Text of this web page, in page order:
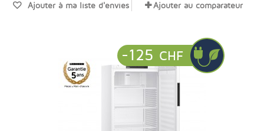
Ajouter à ma liste d'envies Ajouter au comparateur
-125 CHF